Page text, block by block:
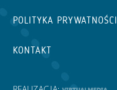
POLITYKA PRYWATNOŚCI
KONTAKT